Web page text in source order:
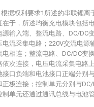
根据权利要求1所述的串联锂
在于，所述均衡充电模块包括
源输入端、整流电路、DC/DC
电流采集电路；220V交流电源
电相连；整流电路、DC/DC变
依次连接，电压电流采集电路
接口负端和电池接口正端分别
正极连接；控制单元分别与
制单元还通过通讯总线与电池